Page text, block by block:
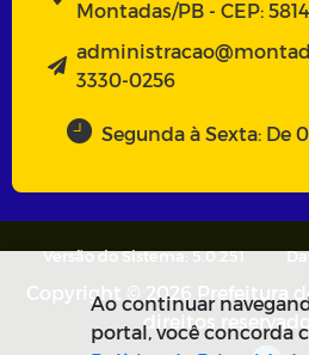
Montadas/PB - CEP:
3330-0256
Segunda à Sexta: De
Versão do Sistema: 5.0.251
Copyright © 2026 Prefeitura
direitos
Ao continuar
portal, você concorda